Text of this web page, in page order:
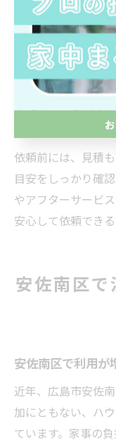
です。
また、エアコン掃
ため、経験豊富な
有無も大切な確認
グ 何人」で調べる
上で対応する場合
依頼前には、見積
目安をしっかり確
やアフターサービ
安心して依頼できる
安佐南区で
安佐南区で利用が
近年、広島市安佐
加にともない、ハ
ています。家事の